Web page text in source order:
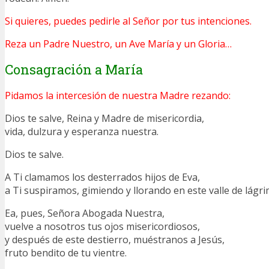
Si quieres, puedes pedirle al Señor por tus intenciones.
Reza un Padre Nuestro, un Ave María y un Gloria…
Consagración a María
Pidamos la intercesión de nuestra Madre rezando:
Dios te salve, Reina y Madre de misericordia,
vida, dulzura y esperanza nuestra.
Dios te salve.
A Ti clamamos los desterrados hijos de Eva,
a Ti suspiramos, gimiendo y llorando en este valle de
Ea, pues, Señora Abogada Nuestra,
vuelve a nosotros tus ojos misericordiosos,
y después de este destierro, muéstranos a Jesús,
fruto bendito de tu vientre.